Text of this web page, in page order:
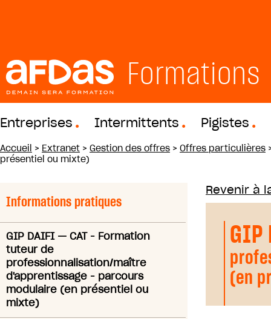
Formations
Entreprises Intermittents Pigistes
Accueil > Extranet > Gestion des offres > Offres particulières
présentiel ou mixte)
Informations pratiques
GIP DAIFI— CAT - Formation
tuteur de
professionnalisation/maître
d'apprentissage - parcours
modulaire (en présentiel ou
mixte)
Revenir à
(en